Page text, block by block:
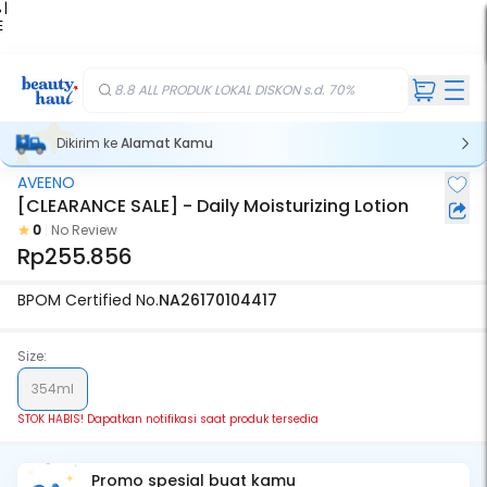
|
8.8 ALL PRODUK LOKAL DISKON s.d. 70%
Dikirim keAlamat Kamu
Stok Habis
AVEENO
[CLEARANCE SALE] - Daily Moisturizing Lotion
0 No Review
Rp255.856
BPOM Certified No.NA26170104417
Size:
354ml
STOK HABIS! Dapatkan notifikasi saat produk tersedia
Promo spesial buat kamu